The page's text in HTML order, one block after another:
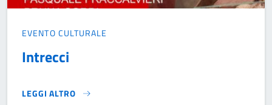
EVENTO CULTURALE
Intrecci
LEGGI ALTRO
INTRECCI}